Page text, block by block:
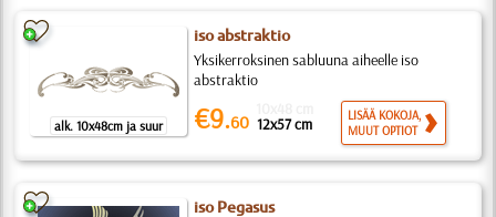
alk. 10x48cm ja suur
iso abstraktio
Yksikerroksinen sabluuna aiheelle iso
abstraktio
€9.60 12x57 cm
LISÄÄ KOKOJA,
MUUT OPTIOT
iso Pegasus